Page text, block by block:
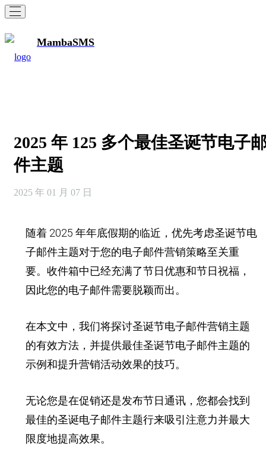
MambaSMS
2025 年 125 多个最佳圣诞节电子
件主题
2025 年 01 月 07 日
随着 2025 年年底假期的临近，优先考虑圣诞节电
子邮件主题对于您的电子邮件营销策略至关重
要。收件箱中已经充满了节日优惠和节日祝福，
因此您的电子邮件需要脱颖而出。
在本文中，我们将探讨圣诞节电子邮件营销主题
的有效方法，并提供最佳圣诞节电子邮件主题的
示例和提升营销活动效果的技巧。
无论您是在促销还是发布节日通讯，您都会找到
最佳的圣诞电子邮件主题行来吸引注意力并最大
限度地提高效果。